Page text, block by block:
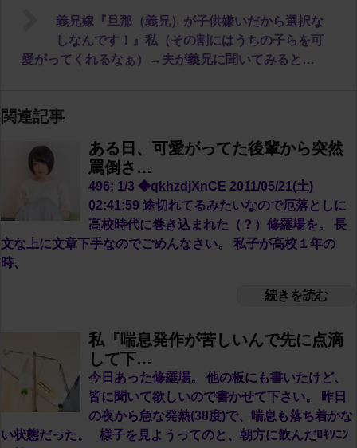
義兄嫁『旦那（義兄）が子供嫌いだから選択な
しなんです！』私（その割にはうちの子らを可
愛がってくれるなぁ）→夫が義兄に聞いてみると…
関連記事
ある日、可愛がってた後輩から突然
罵倒さ…
496: 1/3 ◆qkhzdjXnCE 2011/05/21(土)
02:41:59 途切れてるみたいなので厄落としに
高校時代に巻き込まれた（？）修羅場を。 長
文な上に文章下手なのでごめんなさい。 私子が高校１年の
時、
続きを読む
私『喘息発作が苦しいんで先に点滴
して下…
今日あった修羅場。 他の板にも書いたけど、
皆に聞いて欲しいので書かせて下さい。 昨日
の夜から急な発熱(38度)で、喘息も落ち着かな
い状態だった。 様子を見ようってのと、朝方に飲んだﾛｷｿﾆﾝ